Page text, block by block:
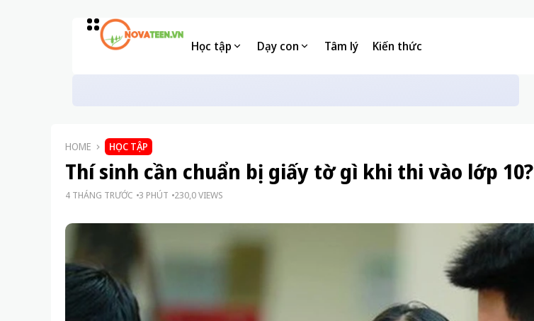
Học tập Dạy con Tâm lý Kiến thức
HOME HỌC TẬP
Thí sinh cần chuẩn bị giấy tờ gì khi thi vào lớp 10?
4 THÁNG TRƯỚC 3 PHÚT 230,0 VIEWS